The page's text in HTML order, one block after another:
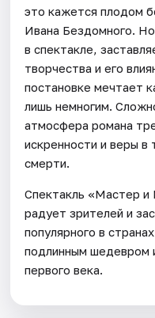
это кажется плодом
Ивана Бездомного.
в спектакле,
творчества и его
постановке мечтает
лишь немногим.
атмосфера романа
искренности и веры в
смерти.
Спектакль «Мастер и
радует зрителей и
популярного в
подлинным шедевром
первого века.